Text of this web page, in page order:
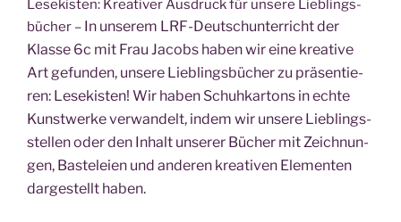
Lese­kis­ten: Krea­ti­ver Aus­druck für unse­re Lieb­lings­
bü­cher – In unse­rem LRF-Deutsch­un­ter­richt der
Klas­se 6c mit Frau Jacobs haben wir eine krea­ti­ve
Art gefun­den, unse­re Lieb­lings­bü­cher zu prä­sen­tie­
ren: Lese­kis­ten! Wir haben Schuh­kar­tons in ech­te
Kunst­wer­ke ver­wan­delt, indem wir unse­re Lieb­lings­
stel­len oder den Inhalt unse­rer Bücher mit Zeich­nun­
gen, Bas­te­lei­en und ande­ren krea­ti­ven Ele­men­ten
dar­ge­stellt haben.